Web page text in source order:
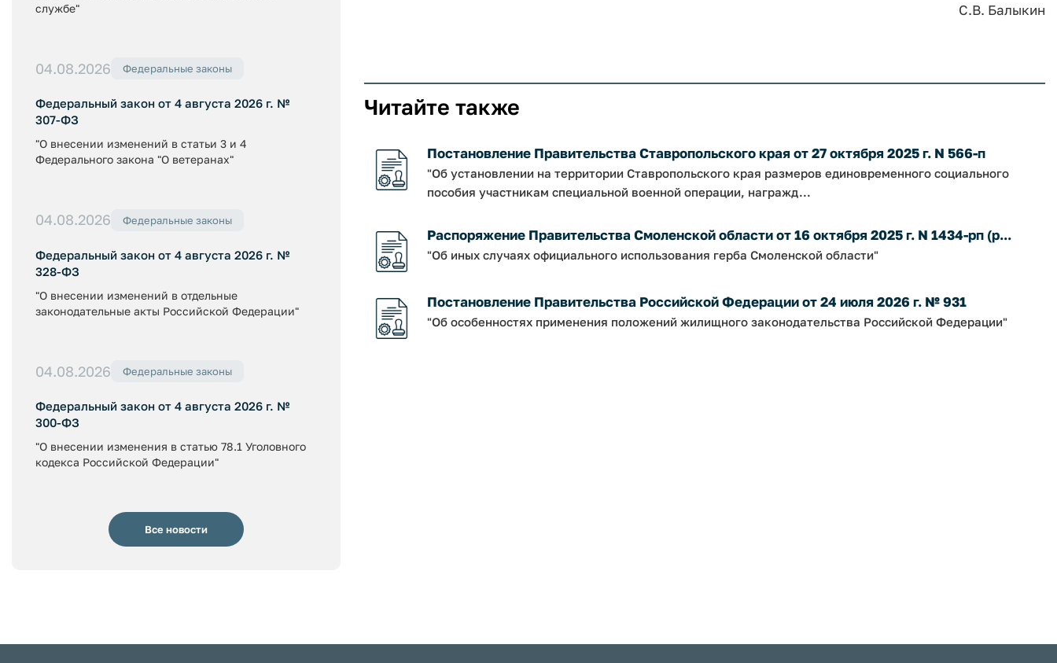
службе"
04.08.2026 Федеральные законы
Федеральный закон от 4 августа 2026 г. №
307-ФЗ
"О внесении изменений в статьи 3 и 4
Федерального закона "О ветеранах"
04.08.2026 Федеральные законы
Федеральный закон от 4 августа 2026 г. №
328-ФЗ
"О внесении изменений в отдельные
законодательные акты Российской Федерации"
04.08.2026 Федеральные законы
Федеральный закон от 4 августа 2026 г. №
300-ФЗ
"О внесении изменения в статью 78.1 Уголовного
кодекса Российской Федерации"
Все новости
С.В. Балыкин
Читайте также
Постановление Правительства Ставропольского края от 27 октября 2025 г. N 566-п
"Об установлении на территории Ставропольского края размеров единовременного социального
пособия участникам специальной военной операции, награжд...
Распоряжение Правительства Смоленской области от 16 октября 2025 г. N 1434-рп (р...
"Об иных случаях официального использования герба Смоленской области"
Постановление Правительства Российской Федерации от 24 июля 2026 г. № 931
"Об особенностях применения положений жилищного законодательства Российской Федерации"